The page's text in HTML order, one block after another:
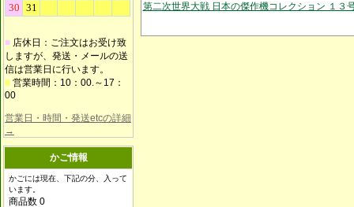
■ 店休日：ご注文はお受け致
しますが、発送・メールの送
信は営業日に行います。
■ 営業時間：10：00.～17：
00
営業日・時間・発送etcの詳細
→
かご情報
かごには現在、下記の分、入って
います。
商品数 0
第二次世界大戦 日本の傑作機コレクション １３